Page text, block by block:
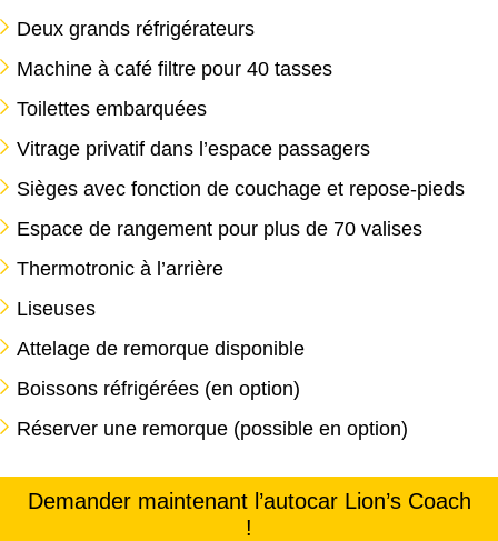
Deux grands réfrigérateurs
Machine à café filtre pour 40 tasses
Toilettes embarquées
Vitrage privatif dans l’espace passagers
Sièges avec fonction de couchage et repose-pieds
Espace de rangement pour plus de 70 valises
Thermotronic à l’arrière
Liseuses
Attelage de remorque disponible
Boissons réfrigérées (en option)
Réserver une remorque (possible en option)
Demander maintenant l’autocar Lion’s Coach
!